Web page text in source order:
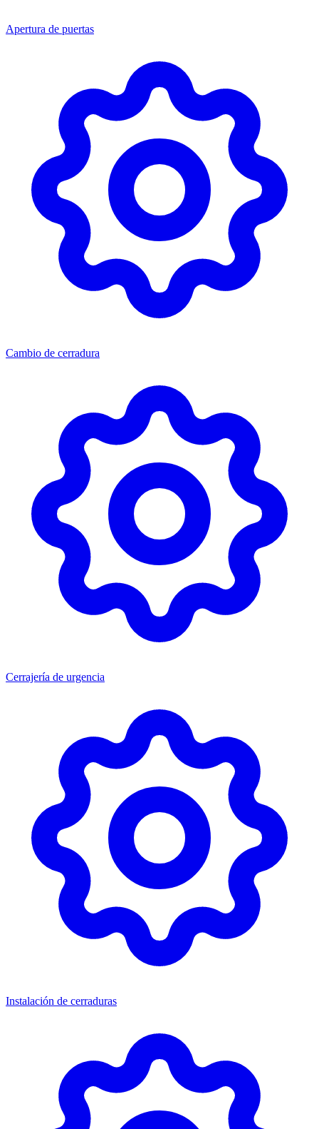
Apertura de puertas
Cambio de cerradura
Cerrajería de urgencia
Instalación de cerraduras